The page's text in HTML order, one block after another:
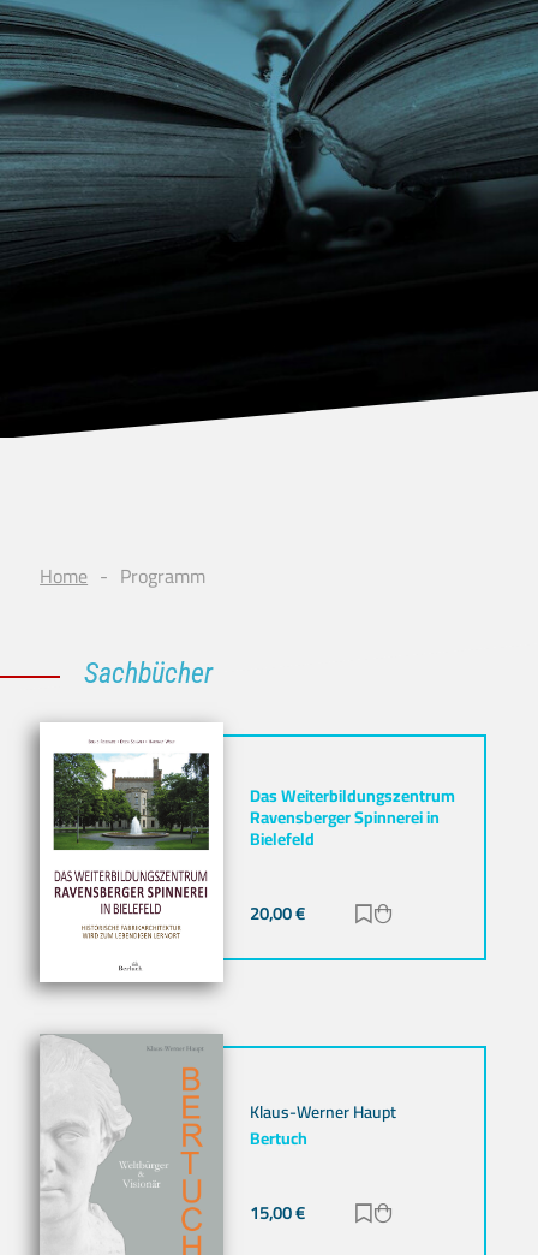
Home Programm
Sachbücher
Das Weiterbildungszentrum
Ravensberger Spinnerei in
Bielefeld
20,00€ Zur Merkliste
Klaus-Werner Haupt
Bertuch
15,00€ Zur Merkliste